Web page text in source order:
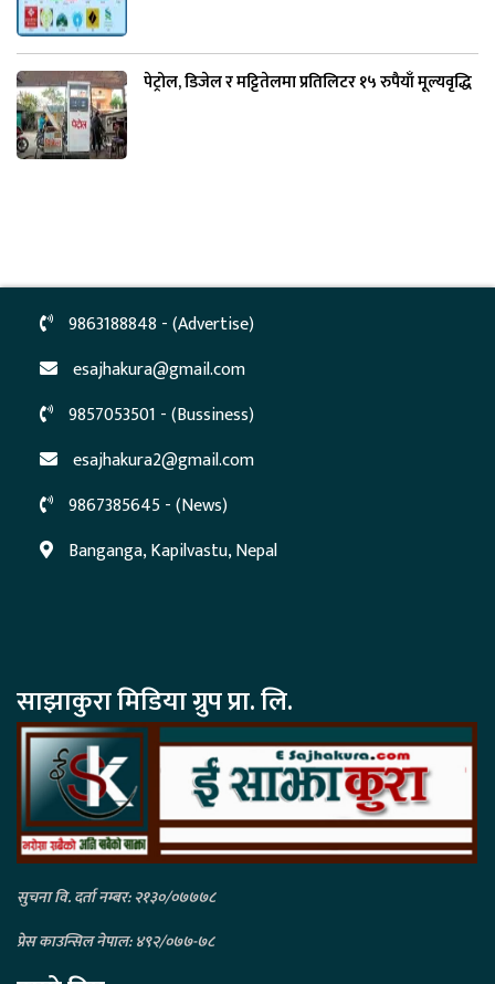
पेट्रोल, डिजेल र मट्टितेलमा प्रतिलिटर १५ रुपैयाँ मूल्यवृद्धि
9863188848 - (Advertise)
esajhakura@gmail.com
9857053501 - (Bussiness)
esajhakura2@gmail.com
9867385645 - (News)
Banganga, Kapilvastu, Nepal
साझाकुरा मिडिया ग्रुप प्रा. लि.
सुचना वि. दर्ता नम्बर: २१३०/०७७७८
प्रेस काउन्सिल नेपाल: ४९२/०७७-७८